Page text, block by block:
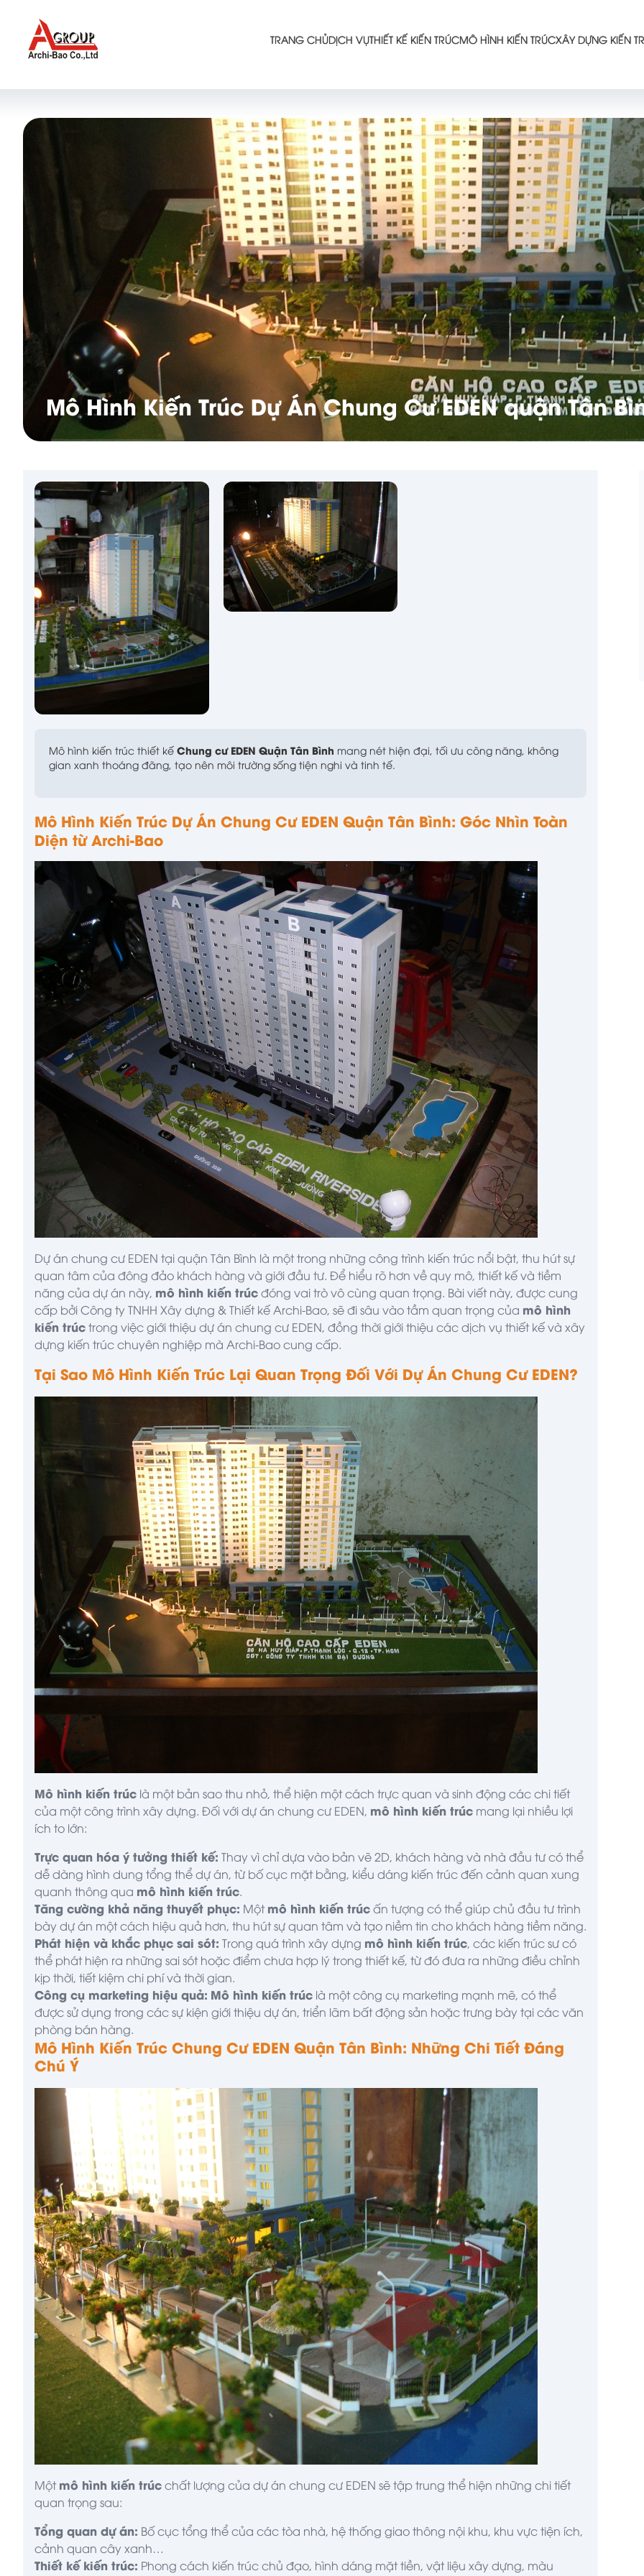
TRANG CHỦDỊCH VỤTHIẾT KẾ KIẾN TRÚCMÔ HÌNH KIẾN TRÚCXÂY DỰNG KIẾN
Mô Hình Kiến Trúc Dự Án Chung Cư EDEN quận Tân
Mô hình kiến trúc thiết kế Chung cư EDEN Quận Tân Bình mang nét hiện đại, tối ưu công năng, không
gian xanh thoáng đãng, tạo nên môi trường sống tiện nghi và tinh tế.
Mô Hình Kiến Trúc Dự Án Chung Cư EDEN Quận Tân Bình: Góc Nhìn Toàn
Diện từ Archi-Bao
Dự án chung cư EDEN tại quận Tân Bình là một trong những công trình kiến trúc nổi bật, thu hút sự
quan tâm của đông đảo khách hàng và giới đầu tư. Để hiểu rõ hơn về quy mô, thiết kế và tiềm
năng của dự án này, mô hình kiến trúcđóng vai trò vô cùng quan trọng. Bài viết này, được cung
cấp bởi Công ty TNHH Xây dựng & Thiết kếArchi-Bao, sẽ đi sâu vào tầm quan trọng của mô hình
kiến trúctrong việc giới thiệu dự án chung cư EDEN, đồng thời giới thiệu các dịch vụ thiết kế và xây
dựng kiến trúc chuyên nghiệp mà Archi-Bao cung cấp.
Tại Sao Mô Hình Kiến Trúc Lại Quan Trọng Đối Với Dự Án Chung Cư EDEN?
Mô hình kiến trúc là một bản sao thu nhỏ, thể hiện một cách trực quan và sinh động các chi tiết
của một công trình xây dựng. Đối với dự án chung cư EDEN, mô hình kiến trúc mang lại nhiều lợi
ích to lớn:
Trực quan hóa ý tưởng thiết kế: Thay vì chỉ dựa vào bản vẽ 2D, khách hàng và nhà đầu tư có thể
dễ dàng hình dung tổng thể dự án, từ bố cục mặt bằng, kiểu dáng kiến trúc đến cảnh quan xung
quanh thông qua mô hình kiến trúc.
Tăng cường khả năng thuyết phục: Mộtmô hình kiến trúcấn tượng có thể giúp chủ đầu tư trình
bày dự án một cách hiệu quả hơn, thu hút sự quan tâm và tạo niềm tin cho khách hàng tiềm năng.
Phát hiện và khắc phục sai sót: Trong quá trình xây dựng mô hình kiến trúc, các kiến trúc sư có
thể phát hiện ra những sai sót hoặc điểm chưa hợp lý trong thiết kế, từ đó đưa ra những điều chỉnh
kịp thời, tiết kiệm chi phí và thời gian.
Công cụ marketing hiệu quả: Mô hình kiến trúc là một công cụ marketing mạnh mẽ, có thể
được sử dụng trong các sự kiện giới thiệu dự án, triển lãm bất động sản hoặc trưng bày tại các văn
phòng bán hàng.
Mô Hình Kiến Trúc Chung Cư EDEN Quận Tân Bình: Những Chi Tiết Đáng
Chú Ý
Mộtmô hình kiến trúcchất lượng của dự án chung cư EDEN sẽ tập trung thể hiện những chi tiết
quan trọng sau:
Tổng quan dự án: Bố cục tổng thể của các tòa nhà, hệ thống giao thông nội khu, khu vực tiện ích,
cảnh quan cây xanh…
Thiết kế kiến trúc: Phong cách kiến trúc chủ đạo, hình dáng mặt tiền, vật liệu xây dựng, màu